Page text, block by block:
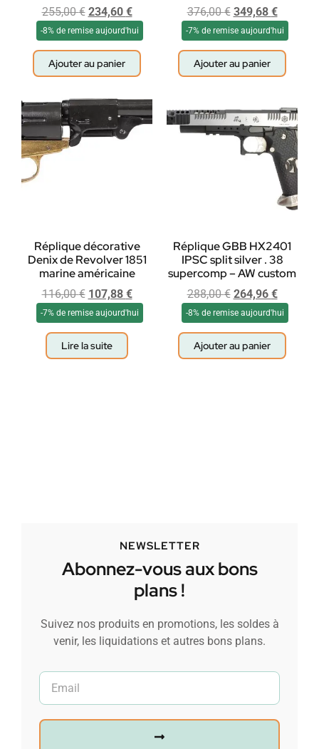
255,00€ 234,60 €
-8% de remise aujourd'hui
Ajouter au panier
376,00€ 349,68 €
-7% de remise aujourd'hui
Ajouter au panier
Réplique décorative
Denix de Revolver 1851
marine américaine
116,00€ 107,88 €
-7% de remise aujourd'hui
Lire la suite
Réplique GBB HX2401
IPSC split silver . 38
supercomp – AW custom
288,00€ 264,96 €
-8% de remise aujourd'hui
Ajouter au panier
NEWSLETTER
Abonnez-vous aux bons
plans !
Suivez nos produits en promotions, les soldes à
venir, les liquidations et autres bons plans.